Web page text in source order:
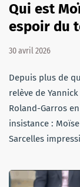
Qui est
espoir du
30 avril 2026
Depuis plus de
relève de
Roland-Garros
insistance :
Sarcelles